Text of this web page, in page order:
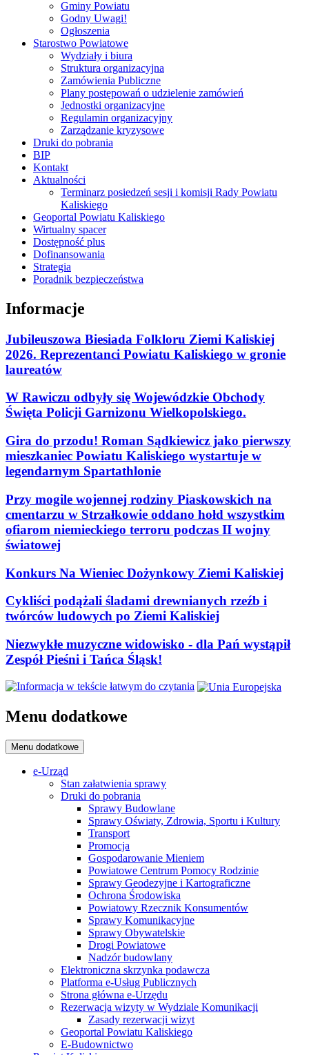
Gminy Powiatu
Godny Uwagi!
Ogłoszenia
Starostwo Powiatowe
Wydziały i biura
Struktura organizacyjna
Zamówienia Publiczne
Plany postępowań o udzielenie zamówień
Jednostki organizacyjne
Regulamin organizacyjny
Zarządzanie kryzysowe
Druki do pobrania
BIP
Kontakt
Aktualności
Terminarz posiedzeń sesji i komisji Rady Powiatu
Kaliskiego
Geoportal Powiatu Kaliskiego
Wirtualny spacer
Dostępność plus
Dofinansowania
Strategia
Poradnik bezpieczeństwa
Informacje
Jubileuszowa Biesiada Folkloru Ziemi Kaliskiej
2026. Reprezentanci Powiatu Kaliskiego w gronie
laureatów
W Rawiczu odbyły się Wojewódzkie Obchody
Święta Policji Garnizonu Wielkopolskiego.
Gira do przodu! Roman Sądkiewicz jako pierwszy
mieszkaniec Powiatu Kaliskiego wystartuje w
legendarnym Spartathlonie
Przy mogile wojennej rodziny Piaskowskich na
cmentarzu w Strzałkowie oddano hołd wszystkim
ofiarom niemieckiego terroru podczas II wojny
światowej
Konkurs Na Wieniec Dożynkowy Ziemi Kaliskiej
Cykliści podążali śladami drewnianych rzeźb i
twórców ludowych po Ziemi Kaliskiej
Niezwykłe muzyczne widowisko - dla Pań wystąpił
Zespół Pieśni i Tańca Śląsk!
Menu dodatkowe
Menu dodatkowe
e-Urząd
Stan załatwienia sprawy
Druki do pobrania
Sprawy Budowlane
Sprawy Oświaty, Zdrowia, Sportu i Kultury
Transport
Promocja
Gospodarowanie Mieniem
Powiatowe Centrum Pomocy Rodzinie
Sprawy Geodezyjne i Kartograficzne
Ochrona Środowiska
Powiatowy Rzecznik Konsumentów
Sprawy Komunikacyjne
Sprawy Obywatelskie
Drogi Powiatowe
Nadzór budowlany
Elektroniczna skrzynka podawcza
Platforma e-Usług Publicznych
Strona główna e-Urzędu
Rezerwacja wizyty w Wydziale Komunikacji
Zasady rezerwacji wizyt
Geoportal Powiatu Kaliskiego
E-Budownictwo